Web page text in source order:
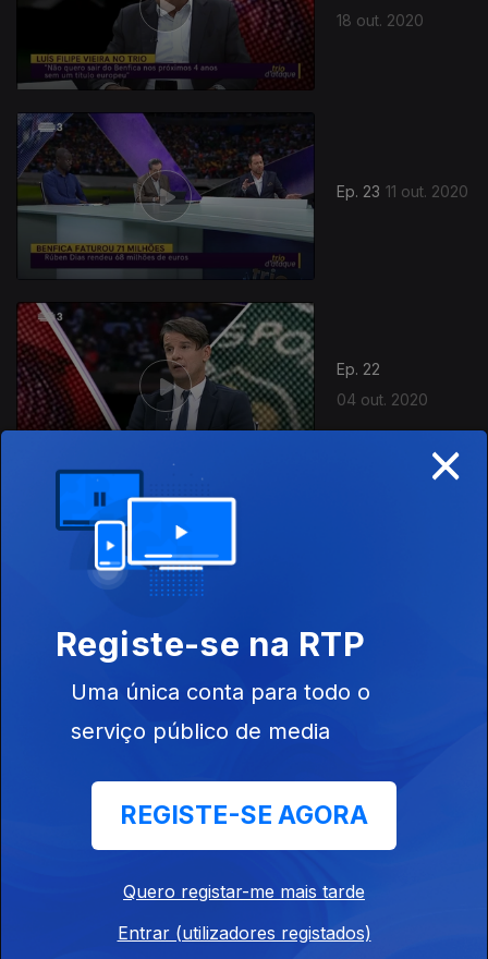
18 out. 2020
Ep. 23 11 out. 2020
Ep. 22
04 out. 2020
20 set. 2020
×
Registe-se na RTP
Uma única conta para todo o
serviço público de media
REGISTE-SE AGORA
Quero registar-me mais tarde
Entrar (utilizadores registados)